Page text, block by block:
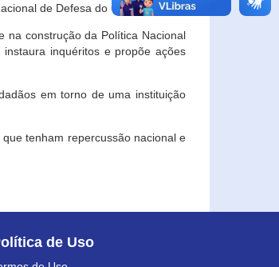
de Defesa do Consumidor.
na construção da Política Nacional
inquéritos e propõe ações
em torno de uma instituição
tenham repercussão nacional e
de Uso